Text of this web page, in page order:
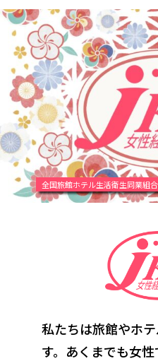
全国旅館ホテル生活衛生同業組
私たちは旅館やホ
す。あくまでも女